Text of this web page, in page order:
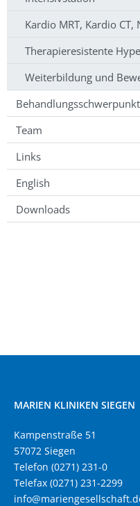
Kardio MRT, Kardio
Therapieresistente
Weiterbildung und
Team
Links
English
Downloads
MARIEN KLINIKEN SIEGEN
Kampenstraße 51
57072 Siegen
Telefon (0271) 231-0
Telefax (0271) 231-2299